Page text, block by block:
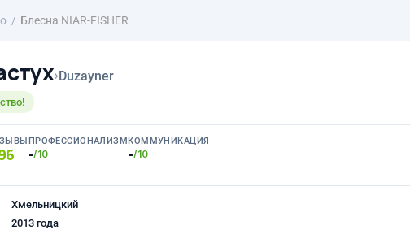
Блесна NIAR-FISHER
›Duzayner
ПРОФЕССИОНАЛИЗМ
-/10
КОММУНИКАЦИЯ
-/10
Хмельницкий
2013 года